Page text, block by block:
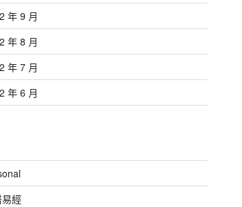
年 9 月
年 8 月
年 7 月
年 6 月
經